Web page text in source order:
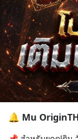
🔔 Mu